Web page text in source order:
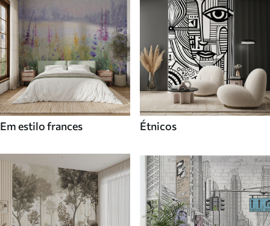
Em estilo frances Étnicos